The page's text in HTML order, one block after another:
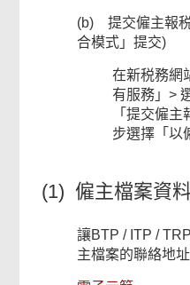
(b) 提交僱主報
合模式」提交)
在新税務網
有服務」>
「提交僱
步選擇「以
(1) 僱主檔䅁資料
讓BTP / ITP /
主檔案的聯絡地址